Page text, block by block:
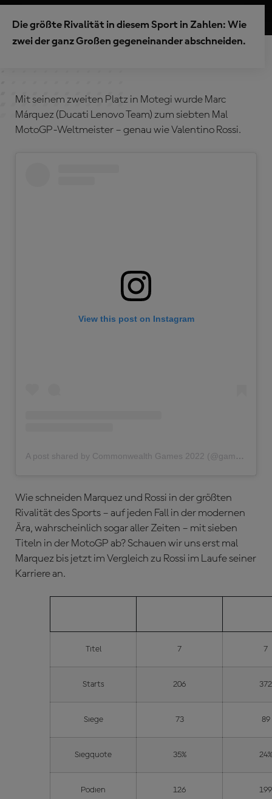
Die größte Rivalität in diesem Sport in Zahlen: Wie
zwei der ganz Großen gegeneinander abschneiden.
Mit seinem zweiten Platz in Motegi wurde Marc
Márquez (Ducati Lenovo Team) zum siebten Mal
MotoGP-Weltmeister – genau wie Valentino Rossi.
View this post on Instagram
A post shared by Commonwealth Games 2022 (@gamescommonwealth)
Wie schneiden Marquez und Rossi in der größten
Rivalität des Sports – auf jeden Fall in der modernen
Ära, wahrscheinlich sogar aller Zeiten – mit sieben
Titeln in der MotoGP ab? Schauen wir uns erst mal
Marquez bis jetzt im Vergleich zu Rossi im Laufe seiner
Karriere an.
Titel 7 7
Starts 206 372
Siege 73 89
Siegquote 35% 24%
Podien 126 199